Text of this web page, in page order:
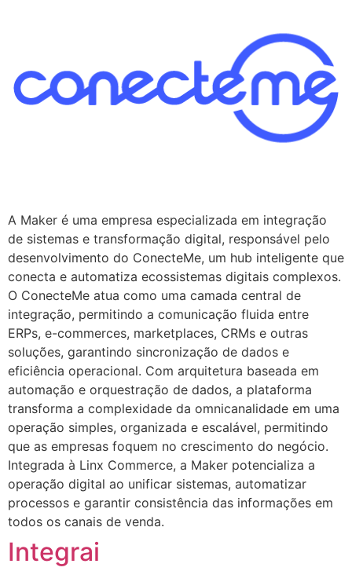
A Maker é uma empresa especializada em integração
de sistemas e transformação digital, responsável pelo
desenvolvimento do ConecteMe, um hub inteligente que
conecta e automatiza ecossistemas digitais complexos.
O ConecteMe atua como uma camada central de
integração, permitindo a comunicação fluida entre
ERPs, e-commerces, marketplaces, CRMs e outras
soluções, garantindo sincronização de dados e
eficiência operacional. Com arquitetura baseada em
automação e orquestração de dados, a plataforma
transforma a complexidade da omnicanalidade em uma
operação simples, organizada e escalável, permitindo
que as empresas foquem no crescimento do negócio.
Integrada à Linx Commerce, a Maker potencializa a
operação digital ao unificar sistemas, automatizar
processos e garantir consistência das informações em
todos os canais de venda.
Integrai